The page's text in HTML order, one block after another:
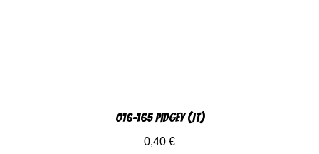
016-165 Pidgey (IT)
0,40 €